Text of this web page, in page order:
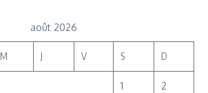
août 2026
M J V S D
1 2